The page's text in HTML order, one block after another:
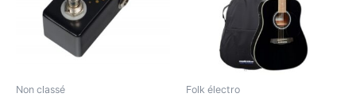
Non classé Folk électro